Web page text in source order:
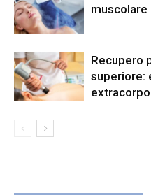
muscolare
Recupero
superiore: